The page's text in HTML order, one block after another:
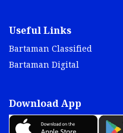
Useful Links
Bartaman Classified
Bartaman Digital
Download App